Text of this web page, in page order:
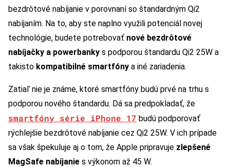
bezdrôtové nabíjanie v porovnaní so štandardným Qi2
nabíjaním. Na to, aby ste naplno využili potenciál novej
technológie, budete potrebovať nové bezdrôtové
nabíjačky a powerbanky s podporou štandardu Qi2 25W a
takisto kompatibilné smartfóny a iné zariadenia.
Zatiaľ nie je známe, ktoré smartfóny budú prvé na trhu s
podporou nového štandardu. Dá sa predpokladať, že
smartfóny série iPhone 17 budú podporovať
rýchlejšie bezdrôtové nabíjanie cez Qi2 25W. V ich prípade
sa však špekuluje aj o tom, že Apple pripravuje zlepšené
MagSafe nabíjanie s výkonom až 45 W.